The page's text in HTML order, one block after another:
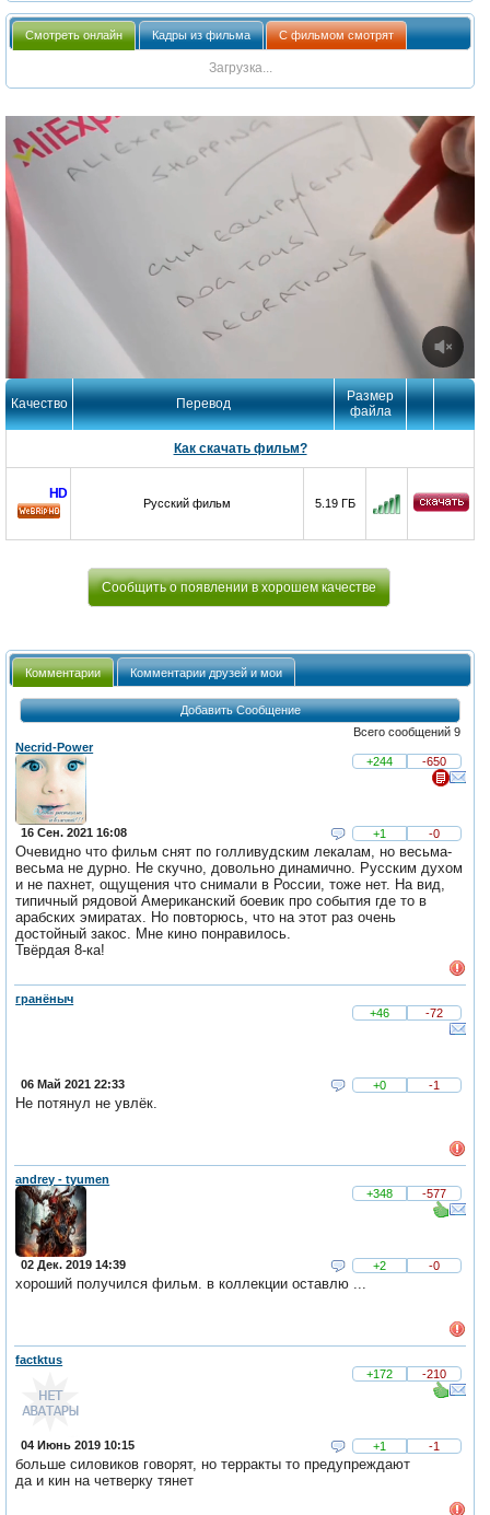
Смотреть онлайн Кадры из фильма С фильмом смотрят
Загрузка...
Качество Перевод
Размер
файла
Как скачать фильм?
HD
Русский фильм 5.19 ГБ
Сообщить о появлении в хорошем качестве
Комментарии Комментарии друзей и мои
Добавить Сообщение
Всего сообщений 9
Necrid-Power
+244
-650
16 Сен. 2021 16:08 +1 -0
Очевидно что фильм снят по голливудским лекалам, но весьма-
весьма не дурно. Не скучно, довольно динамично. Русским духом
и не пахнет, ощущения что снимали в России, тоже нет. На вид,
типичный рядовой Американский боевик про события где то в
арабских эмиратах. Но повторюсь, что на этот раз очень
достойный закос. Мне кино понравилось.
Твёрдая 8-ка!
гранёныч
+46
-72
06 Май 2021 22:33 +0 -1
Не потянул не увлёк.
andrey - tyumen
+348
-577
02 Дек. 2019 14:39 +2 -0
хороший получился фильм. в коллекции оставлю ...
factktus
+172
-210
04 Июнь 2019 10:15 +1 -1
больше силовиков говорят, но терракты то предупреждают
да и кин на четверку тянет